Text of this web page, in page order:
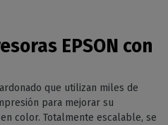
EPSON con
que utilizan miles de
para mejorar su
color. Totalmente escalable, se